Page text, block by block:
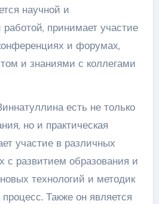
научной и
работой, принимает участие
и форумах,
и знаниями с коллегами
есть не только
но и практическая
участие в различных
с развитием образования и
технологий и методик
Также он является